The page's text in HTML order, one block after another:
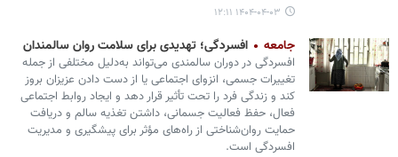
۱۴۰۴-۰۴-۰۳ ۱۲:۱۱
جامعه افسردگی؛ تهدیدی برای سلامت روان سالمندان
افسردگی در دوران سالمندی می‌تواند به‌دلیل مختلفی از جمله
تغییرات جسمی، انزوای اجتماعی یا از دست دادن عزیزان بروز
کند و زندگی فرد را تحت تأثیر قرار دهد و ایجاد روابط اجتماعی
فعال، حفظ فعالیت جسمانی، داشتن تغذیه سالم و دریافت
حمایت روان‌شناختی از راه‌های مؤثر برای پیشگیری و مدیریت
افسردگی است.